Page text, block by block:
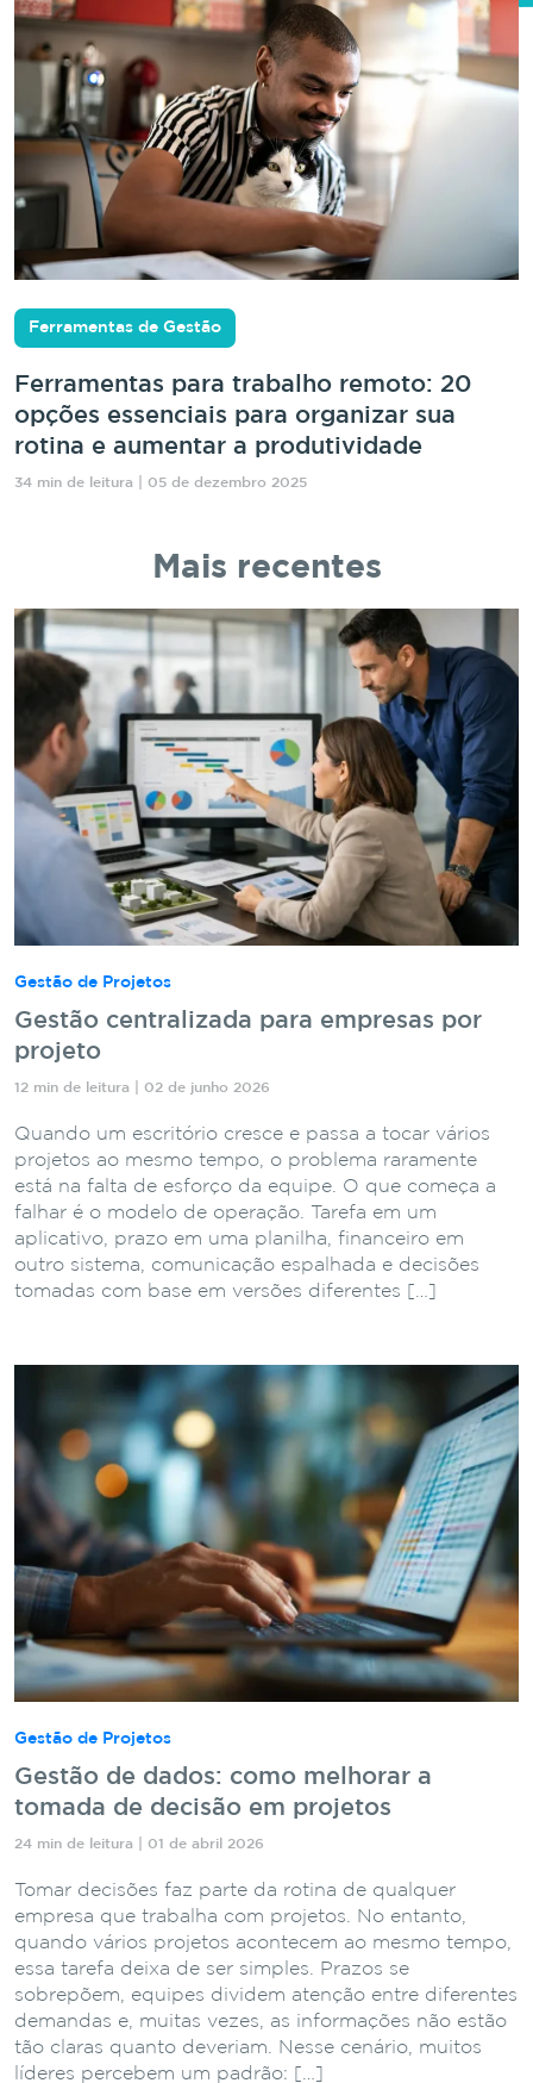
Ferramentas de Gestão
Ferramentas para trabalho remoto: 20
opções essenciais para organizar sua
rotina e aumentar a produtividade
34 min de leitura | 05 de dezembro 2025
Mais recentes
Gestão de Projetos
Gestão centralizada para empresas por
projeto
12 min de leitura | 02 de junho 2026
Quando um escritório cresce e passa a tocar vários
projetos ao mesmo tempo, o problema raramente
está na falta de esforço da equipe. O que começa a
falhar é o modelo de operação. Tarefa em um
aplicativo, prazo em uma planilha, financeiro em
outro sistema, comunicação espalhada e decisões
tomadas com base em versões diferentes […]
Gestão de Projetos
Gestão de dados: como melhorar a
tomada de decisão em projetos
24 min de leitura | 01 de abril 2026
Tomar decisões faz parte da rotina de qualquer
empresa que trabalha com projetos. No entanto,
quando vários projetos acontecem ao mesmo tempo,
essa tarefa deixa de ser simples. Prazos se
sobrepõem, equipes dividem atenção entre diferentes
demandas e, muitas vezes, as informações não estão
tão claras quanto deveriam. Nesse cenário, muitos
líderes percebem um padrão: […]